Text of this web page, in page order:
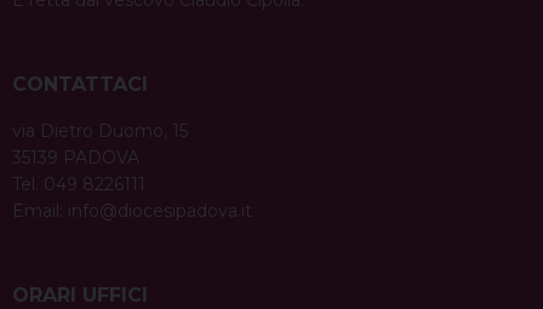
CONTATTACI
via Dietro Duomo, 15
35139 PADOVA
Tel. 049 8226111
Email: info@diocesipadova.it
ORARI UFFICI